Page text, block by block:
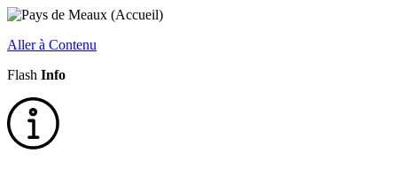
Aller à Contenu
Flash Info